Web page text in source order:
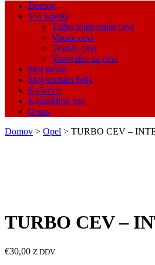
Domov
Vsi Isdelki
Turbo intercooler cevi
Vodne cevi
Tesnilo cevi
Varovalke za cevi
Moj račun
Moj seznam želja
Košarica
Kontaktiraj nas
O nas
Domov > Opel > TURBO CEV –
TURBO CEV –
€30,00 Z DDV